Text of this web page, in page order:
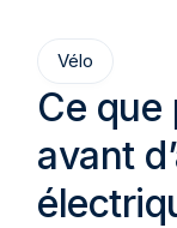
Vélo
Ce que
avant